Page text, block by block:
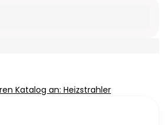
Katalog an: Heizstrahler